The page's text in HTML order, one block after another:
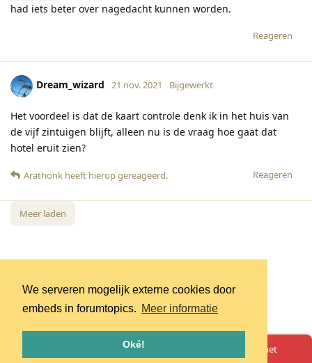
We serveren mogelijk externe cookies door
embeds in forumtopics. Meer informatie
Oké!
had iets beter over nagedacht kunnen worden.
Reageren
Dream_wizard 21 nov. 2021 Bijgewerkt
Het voordeel is dat de kaart controle denk ik in het huis van
de vijf zintuigen blijft, alleen nu is de vraag hoe gaat dat
hotel eruit zien?
Reageren
Arathonk heeft hierop gereageerd.
Meer laden
Oeps! Er is iets misgegaan. Herlaad de pagina en probeer het